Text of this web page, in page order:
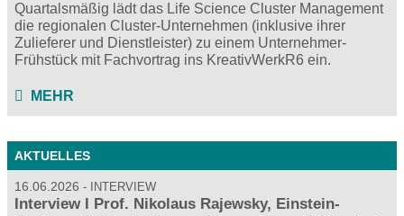
Quartalsmäßig lädt das Life Science Cluster Management
die regionalen Cluster-Unternehmen (inklusive ihrer
Zulieferer und Dienstleister) zu einem Unternehmer-
Frühstück mit Fachvortrag ins KreativWerkR6 ein.
MEHR
AKTUELLES
16.06.2026 INTERVIEW
Interview I Prof. Nikolaus Rajewsky, Einstein-